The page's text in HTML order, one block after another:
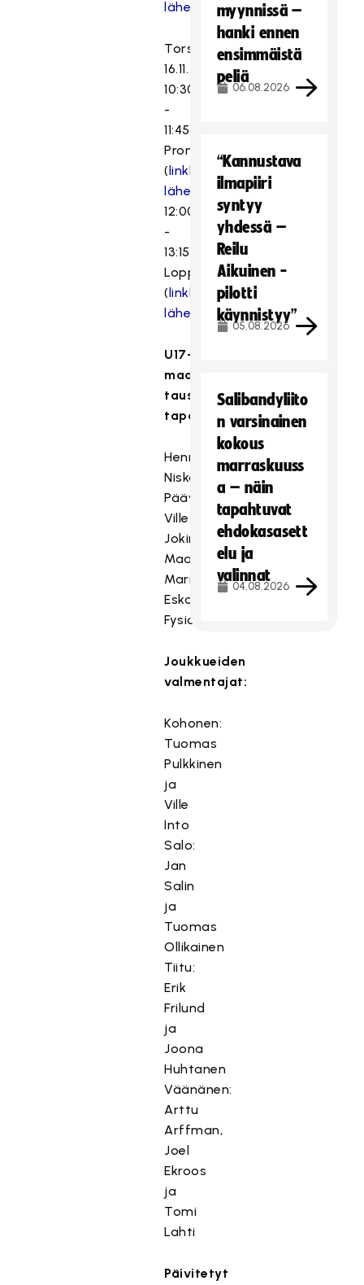
lähetykseen)
Torstai
16.11.
10:30
-
11:45
Pronssiottelu
(linkki
lähetykseen)
12:00
-
13:15
Loppuottelu
(linkki
lähetykseen)
U17-
maajoukkueen
taustat
tapahtumassa:
Henri
Niskanen
Päävalmentaja
Ville
Jokinen
Maalivahtivalmentaja
Marika
Eskola
Fysio
Joukkueiden
valmentajat:
Kohonen:
Tuomas
Pulkkinen
ja
Ville
Into
Salo:
Jan
Salin
ja
Tuomas
Ollikainen
Tiitu:
Erik
Frilund
ja
Joona
Huhtanen
Väänänen:
Arttu
Arffman,
Joel
Ekroos
ja
Tomi
Lahti
Päivitetyt
myynnissä –
hanki ennen
ensimmäistä
peliä
06.08.2026
“Kannustava
ilmapiiri
syntyy
yhdessä –
Reilu
Aikuinen -
pilotti
käynnistyy”
05.08.2026
Salibandyliito
n varsinainen
kokous
marraskuuss
a – näin
tapahtuvat
ehdokasasett
elu ja
valinnat
04.08.2026